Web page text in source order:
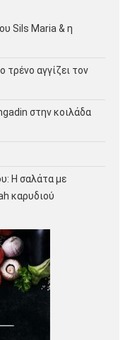
Sils Maria & η
τρένο αγγίζει τον
στην κοιλάδα
Η σαλάτα με
καρυδιού